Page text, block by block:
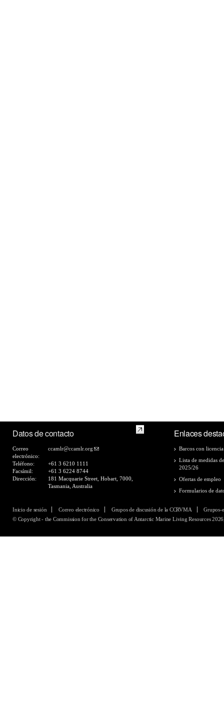
Datos de contacto
Correo
electrónico:
ccamlr@ccamlr.org
Teléfono:
+61 3 6210 1111
Facsímil:
+61 3 6224 8744
Dirección:
181 Macquarie Street, Hobart, 7000,
Tasmania, Australia
Enlaces
Barcos con
Lista de medidas
2025/26
Ofertas de empleo
Formularios de
Inicio de sesión Correo electrónico Grupos de discusión de la CCRVMA
Grupos-
© Copyright - the Commission for the Conservation of Antarctic Marine Living Resources